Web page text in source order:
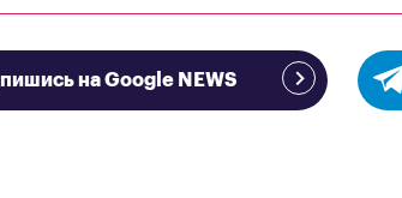
на Google NEWS